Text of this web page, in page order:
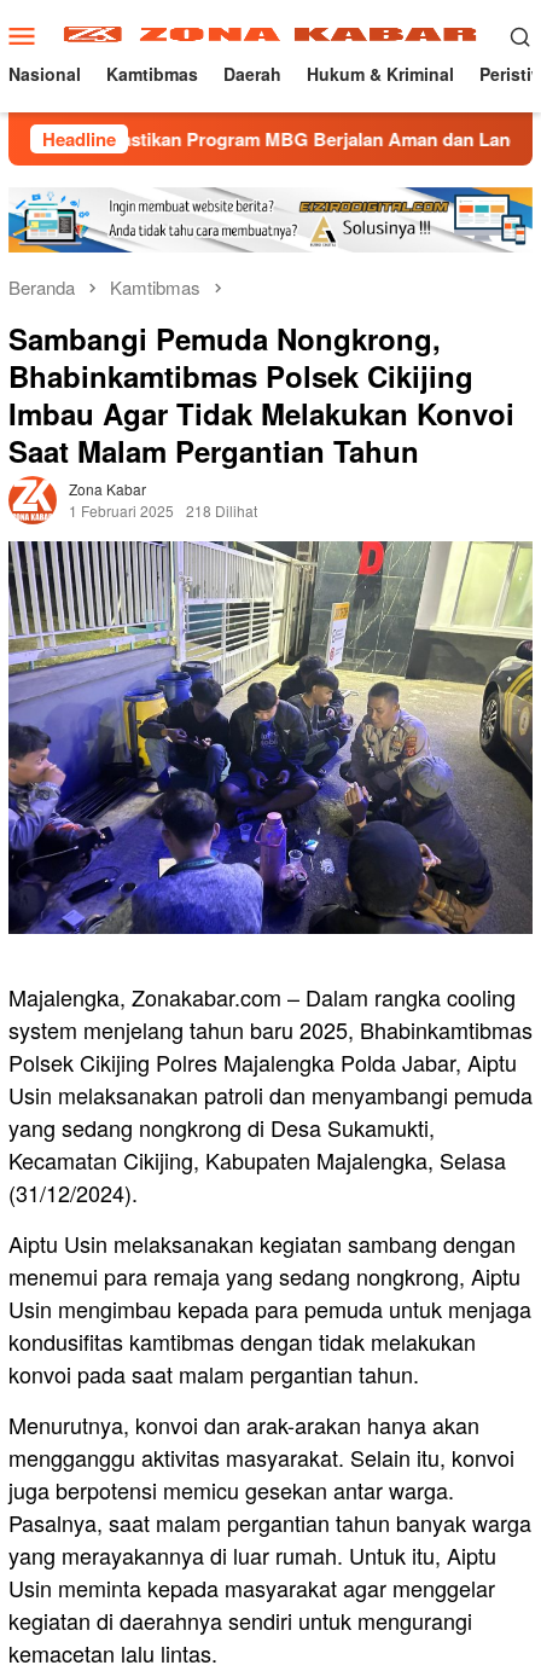
ke
konten
Menu
Mobile
Nasional Kamtibmas Daerah Hukum & Kriminal
Headline
Program MBG Berjalan Aman dan Lancar Gatur
Beranda Kamtibmas
Sambangi Pemuda Nongkrong,
Bhabinkamtibmas Polsek Cikijing
Imbau Agar Tidak Melakukan Konvoi
Saat Malam Pergantian Tahun
Zona Kabar
1 Februari 2025
218 Dilihat
Majalengka, Zonakabar.com – Dalam rangka cooling
system menjelang tahun baru 2025, Bhabinkamtibmas
Polsek Cikijing Polres Majalengka Polda Jabar, Aiptu
Usin melaksanakan patroli dan menyambangi pemuda
yang sedang nongkrong di Desa Sukamukti,
Kecamatan Cikijing, Kabupaten Majalengka, Selasa
(31/12/2024).
Aiptu Usin melaksanakan kegiatan sambang dengan
menemui para remaja yang sedang nongkrong, Aiptu
Usin mengimbau kepada para pemuda untuk menjaga
kondusifitas kamtibmas dengan tidak melakukan
konvoi pada saat malam pergantian tahun.
Menurutnya, konvoi dan arak-arakan hanya akan
mengganggu aktivitas masyarakat. Selain itu, konvoi
juga berpotensi memicu gesekan antar warga.
Pasalnya, saat malam pergantian tahun banyak warga
yang merayakannya di luar rumah. Untuk itu, Aiptu
Usin meminta kepada masyarakat agar menggelar
kegiatan di daerahnya sendiri untuk mengurangi
kemacetan lalu lintas.